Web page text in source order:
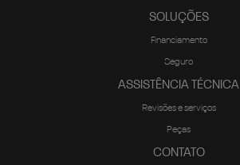
SOLUÇÕES
Financiamento
Seguro
ASSISTÊNCIA TÉCNICA
Revisões e serviços
Peças
CONTATO